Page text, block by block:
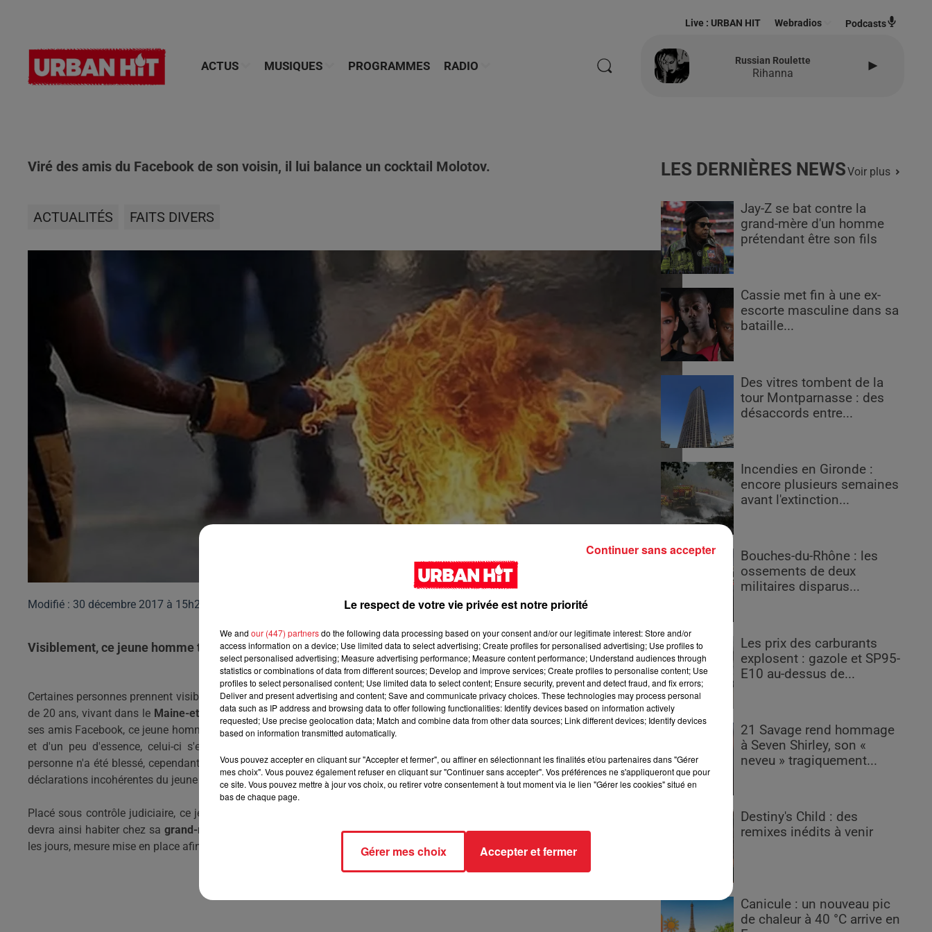
ACTUS MUSIQUES PROGRAMMES RADIO
Live : URBAN HIT Webradios Podcasts
Russian Roulette
Rihanna
Viré des amis du Facebook de son voisin, il lui balance un cocktail Molotov.
ACTUALITÉS FAITS DIVERS
Modifié : 30 décembre 2017 à 15h25
Visiblement, ce jeune homme tenait un peu trop à être ami avec son voisin...
Certaines personnes prennent visiblement les réseaux sociaux vraiment à cœur. C'est notamment le cas de ce jeune homme
de 20 ans, vivant dans le Maine-et-Loireà Châteauneuf-sur-Sarthe. En effet, après avoir appris que son voisin l'ait retiré de
ses amis Facebook, ce jeune homme a totalement craqué. Résultat ? Après s'être saisi d'une bouteille de bière, d'un chiffon
et d'un peu d'essence, celui-ci s'est pointé chez son ex-ami, afin de lui balancer un
personne n'a été blessé, cependant, une expertise psychiatrique a été demandée par le tribunal correctionnel au regard des
déclarations incohérentes du jeune homme.
Placé sous contrôle judiciaire, ce jeune homme est sous le coup d'une peine de prison.
devra ainsi habiter chez sa grand-mère.
En outre, celui-ci sera également obligé de pointer au commissariat d'Angers tous
les jours, mesure mise en place afin que celui-ci n'entre pas en contact avec sa victime.
LES DERNIÈRES NEWSVoir plus
Jay-Z se bat contre la
grand-mère d'un homme
prétendant être son fils
Cassie met fin à une ex-
escorte masculine dans sa
bataille...
Des vitres tombent de la
tour Montparnasse : des
désaccords entre...
Incendies en Gironde :
encore plusieurs semaines
avant l'extinction...
Bouches-du-Rhône : les
ossements de deux
militaires disparus...
Les prix des carburants
explosent : gazole et SP95-
E10 au-dessus de...
21 Savage rend hommage
à Seven Shirley, son «
neveu » tragiquement...
Destiny's Child : des
remixes inédits à venir
Canicule : un nouveau pic
de chaleur à 40 °C arrive en
Le respect de votre vie privée est notre priorité
We and our (447) partnersdo the following data processing based on your consent and/or our legitimate interest: Store and/or
access information on a device; Use limited data to select advertising; Create profiles for personalised advertising; Use profiles to
select personalised advertising; Measure advertising performance; Measure content performance; Understand audiences through
statistics or combinations of data from different sources; Develop and improve services; Create profiles to personalise content; Use
profiles to select personalised content; Use limited data to select content; Ensure security, prevent and detect fraud, and fix errors;
Deliver and present advertising and content; Save and communicate privacy choices. These technologies may process personal
data such as IP address and browsing data to offer following functionalities: Identify devices based on information actively
requested; Use precise geolocation data; Match and combine data from other data sources; Link different devices; Identify devices
based on information transmitted automatically.
Vous pouvez accepter en cliquant sur "Accepter et fermer", ou affiner en sélectionnant les finalités et/ou partenaires dans "Gérer
mes choix". Vous pouvez également refuser en cliquant sur "Continuer sans accepter". Vos préférences ne s'appliqueront que pour
ce site. Vous pouvez mettre à jour vos choix, ou retirer votre consentement à tout moment via le lien "Gérer les cookies" situé en
bas de chaque page.
Gérer mes choix Accepter et fermer
Continuer sans accepter